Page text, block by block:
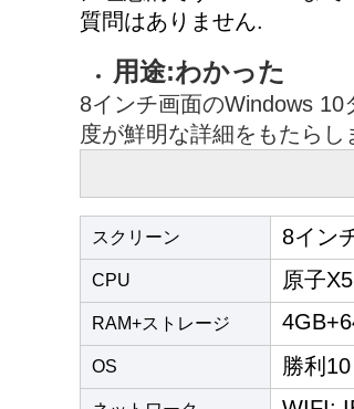
質問はありません.
用途:わかった
8インチ画面のWindows
度が鮮明な詳細をもたらし
スクリーン 8イン
CPU 原子
RAM+ストレージ
OS 勝利10